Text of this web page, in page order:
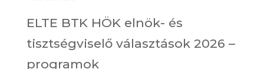
ELTE BTK HÖK elnök- és
tisztségviselő választások 2026 –
programok